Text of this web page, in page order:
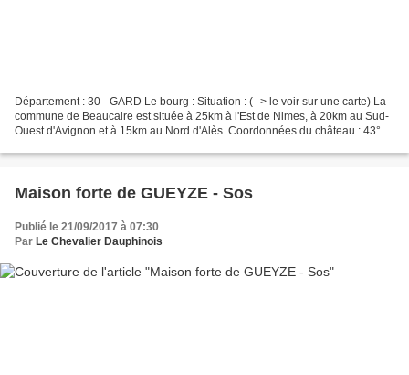
Département : 30 - GARD Le bourg : Situation : (--> le voir sur une carte) La
commune de Beaucaire est située à 25km à l'Est de Nimes, à 20km au Sud-
Ouest d'Avignon et à 15km au Nord d'Alès. Coordonnées du château : 43°
Maison forte de GUEYZE - Sos
Publié le 21/09/2017 à 07:30
Par Le Chevalier Dauphinois